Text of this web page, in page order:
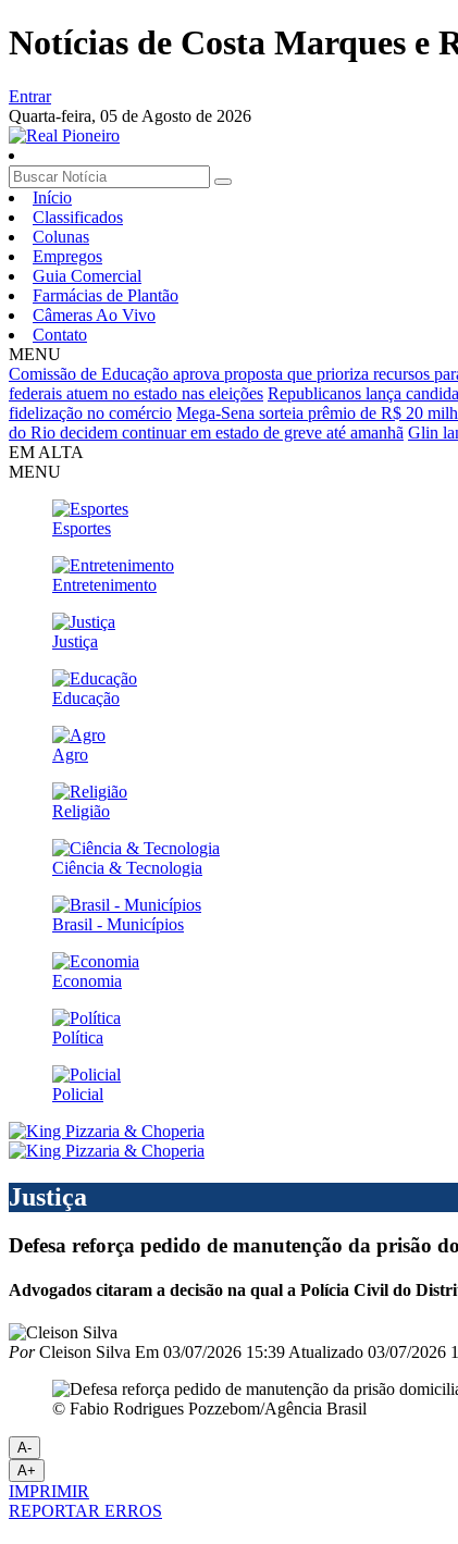
Notícias de Costa Marques e
Entrar
Quarta-feira, 05 de Agosto de 2026
Início
Classificados
Colunas
Empregos
Guia Comercial
Farmácias de Plantão
Câmeras Ao Vivo
Contato
MENU
Comissão de Educação aprova proposta que prioriza recursos
federais atuem no estado nas eleições Republicanos lança
fidelização no comércio Mega-Sena sorteia prêmio de R$ 20
do Rio decidem continuar em estado de greve até amanhã Glin
EM ALTA
MENU
Esportes
Entretenimento
Justiça
Educação
Agro
Religião
Ciência & Tecnologia
Brasil - Municípios
Economia
Política
Policial
Justiça
Defesa reforça pedido de manutenção da prisão
Advogados citaram a decisão na qual a Polícia Civil do
PorCleison Silva Em 03/07/2026 15:39 Atualizado 03/07/2026
© Fabio Rodrigues Pozzebom/Agência Brasil
A-
A+
IMPRIMIR
REPORTAR ERROS